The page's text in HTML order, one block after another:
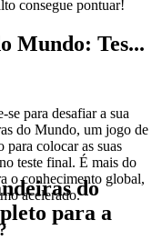
consegue pontuar!
Mundo: Tes...
se para desafiar a sua
do Mundo, um jogo de
colocar as suas
teste final. É mais do
o conhecimento global,
acelerado.do
para a